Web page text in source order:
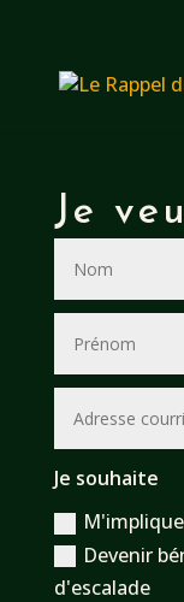
Je
Je souhaite
Devenir
d'escalade